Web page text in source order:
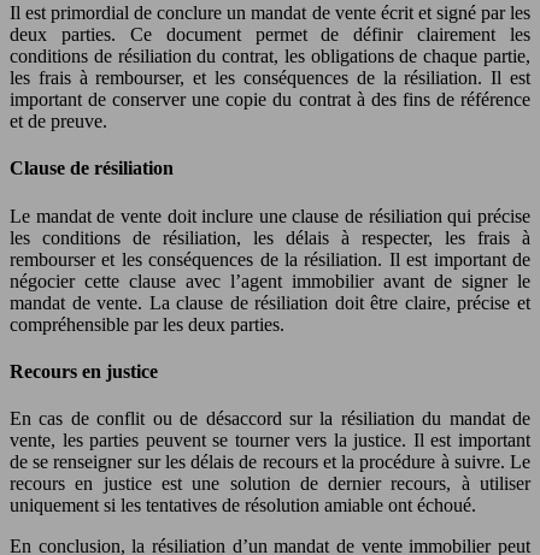
Il est primordial de conclure un mandat de vente écrit et signé par les
deux parties. Ce document permet de définir clairement les
conditions de résiliation du contrat, les obligations de chaque partie,
les frais à rembourser, et les conséquences de la résiliation. Il est
important de conserver une copie du contrat à des fins de référence
et de preuve.
Clause de résiliation
Le mandat de vente doit inclure une clause de résiliation qui précise
les conditions de résiliation, les délais à respecter, les frais à
rembourser et les conséquences de la résiliation. Il est important de
négocier cette clause avec l’agent immobilier avant de signer le
mandat de vente. La clause de résiliation doit être claire, précise et
compréhensible par les deux parties.
Recours en justice
En cas de conflit ou de désaccord sur la résiliation du mandat de
vente, les parties peuvent se tourner vers la justice. Il est important
de se renseigner sur les délais de recours et la procédure à suivre. Le
recours en justice est une solution de dernier recours, à utiliser
uniquement si les tentatives de résolution amiable ont échoué.
En conclusion, la résiliation d’un mandat de vente immobilier peut